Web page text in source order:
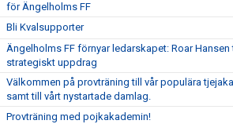
för Ängelholms FF
Bli Kvalsupporter
Ängelholms FF förnyar ledarskapet: Roar Hansen
strategiskt uppdrag
Välkommen på provträning till vår populära
samt till vårt nystartade damlag.
Provträning med pojkakademin!